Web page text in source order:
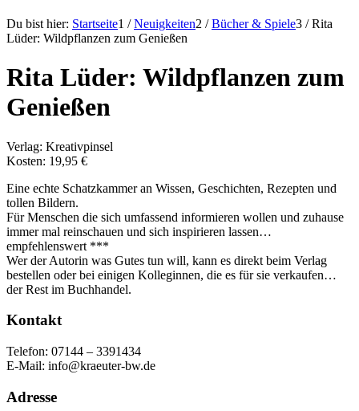
Du bist hier: Startseite1 / Neuigkeiten2 / Bücher & Spiele3 / Rita
Lüder: Wildpflanzen zum Genießen
Rita Lüder: Wildpflanzen zum
Genießen
Verlag: Kreativpinsel
Kosten: 19,95 €
Eine echte Schatzkammer an Wissen, Geschichten, Rezepten und
tollen Bildern.
Für Menschen die sich umfassend informieren wollen und zuhause
immer mal reinschauen und sich inspirieren lassen…
empfehlenswert ***
Wer der Autorin was Gutes tun will, kann es direkt beim Verlag
bestellen oder bei einigen Kolleginnen, die es für sie verkaufen…
der Rest im Buchhandel.
Kontakt
Telefon: 07144 – 3391434
E-Mail: info@kraeuter-bw.de
Adresse